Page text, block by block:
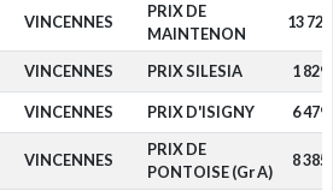
VINCENNES
PRIX DE
MAINTENON
13 720
VINCENNES PRIX SILESIA 1 829
VINCENNES PRIX D'ISIGNY 6 479
VINCENNES
PRIX DE
PONTOISE (Gr A)
8 385